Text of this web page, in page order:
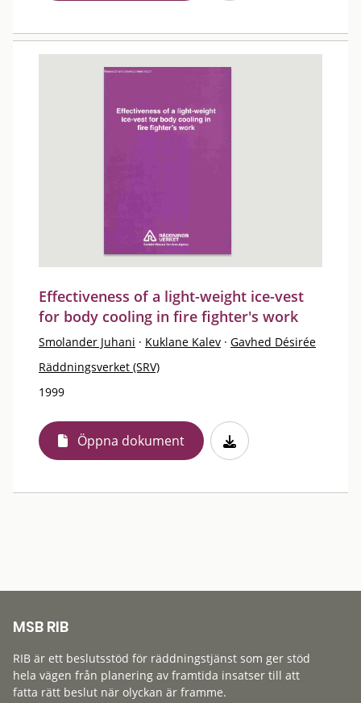
Effectiveness of a light-weight ice-vest
for body cooling in fire fighter's work
Smolander Juhani · Kuklane Kalev · Gavhed Désirée
Räddningsverket (SRV)
1999
Öppna dokument
MSB RIB
RIB är ett beslutsstöd för räddningstjänst som ger stöd
hela vägen från planering av framtida insatser till att
fatta rätt beslut när olyckan är framme.